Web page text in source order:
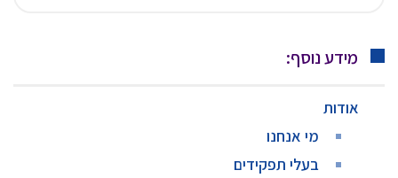
מידע נוסף:
אודות
מי אנחנו
בעלי תפקידים